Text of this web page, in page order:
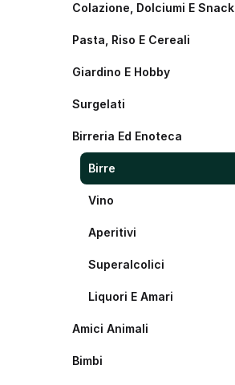
Colazione, Dolciumi E Snack
Pasta, Riso E Cereali
Giardino E Hobby
Surgelati
Birreria Ed Enoteca
Birre
Vino
Aperitivi
Superalcolici
Liquori E Amari
Amici Animali
Bimbi